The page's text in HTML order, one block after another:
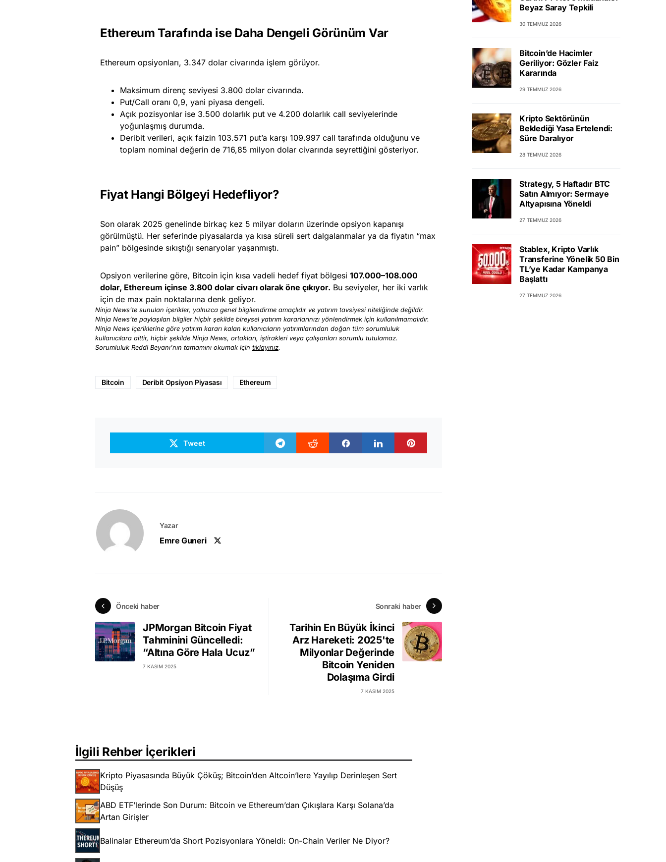
Ethereum Tarafında ise Daha Dengeli Görünüm Var
Ethereum opsiyonları, 3.347 dolar civarında işlem görüyor.
Maksimum direnç seviyesi 3.800 dolar civarında.
Put/Call oranı 0,9, yani piyasa dengeli.
Açık pozisyonlar ise 3.500 dolarlık put ve 4.200 dolarlık call seviyelerinde
yoğunlaşmış durumda.
Deribit verileri, açık faizin 103.571 put’a karşı 109.997 call tarafında olduğunu ve
toplam nominal değerin de 716,85 milyon dolar civarında seyrettiğini gösteriyor.
Fiyat Hangi Bölgeyi Hedefliyor?
Son olarak 2025 genelinde birkaç kez 5 milyar doların üzerinde opsiyon kapanışı
görülmüştü. Her seferinde piyasalarda ya kısa süreli sert dalgalanmalar ya da fiyatın “max
pain” bölgesinde sıkıştığı senaryolar yaşanmıştı.
Opsiyon verilerine göre, Bitcoin için kısa vadeli hedef fiyat bölgesi 107.000–108.000
dolar, Ethereum içinse 3.800 dolar civarı olarak öne çıkıyor. Bu seviyeler, her iki varlık
için de max pain noktalarına denk geliyor.
Ninja News’te sunulan içerikler, yalnızca genel bilgilendirme amaçlıdır ve yatırım tavsiyesi niteliğinde değildir.
Ninja News’te paylaşılan bilgiler hiçbir şekilde bireysel yatırım kararlarınızı yönlendirmek için kullanılmamalıdır.
Ninja News içeriklerine göre yatırım kararı kalan kullanıcıların yatırımlarından doğan tüm sorumluluk
kullanıcılara aittir, hiçbir şekilde Ninja News, ortakları, iştirakleri veya çalışanları sorumlu tutulamaz.
Sorumluluk Reddi Beyanı’nın tamamını okumak için tıklayınız.
Bitcoin Deribit Opsiyon Piyasası Ethereum
Tweet
Yazar
Emre Guneri
Önceki haber
JPMorgan Bitcoin Fiyat
Tahminini Güncelledi:
“Altına Göre Hala Ucuz”
7 KASIM 2025
Sonraki haber
Tarihin En Büyük İkinci
Arz Hareketi: 2025'te
Milyonlar Değerinde
Bitcoin Yeniden
Dolaşıma Girdi
7 KASIM 2025
İlgili Rehber İçerikleri
Kripto Piyasasında Büyük Çöküş; Bitcoin’den Altcoin’lere Yayılıp Derinleşen Sert
Düşüş
ABD ETF’lerinde Son Durum: Bitcoin ve Ethereum’dan Çıkışlara Karşı Solana’da
Artan Girişler
Balinalar Ethereum’da Short Pozisyonlara Yöneldi: On-Chain Veriler Ne Diyor?
Beyaz Saray Tepkili
30 TEMMUZ 2026
Bitcoin’de Hacimler
Geriliyor: Gözler Faiz
Kararında
29 TEMMUZ 2026
Kripto Sektörünün
Beklediği Yasa Ertelendi:
Süre Daralıyor
28 TEMMUZ 2026
Strategy, 5 Haftadır BTC
Satın Almıyor: Sermaye
Altyapısına Yöneldi
27 TEMMUZ 2026
Stablex, Kripto Varlık
Transferine Yönelik 50 Bin
TL’ye Kadar Kampanya
Başlattı
27 TEMMUZ 2026